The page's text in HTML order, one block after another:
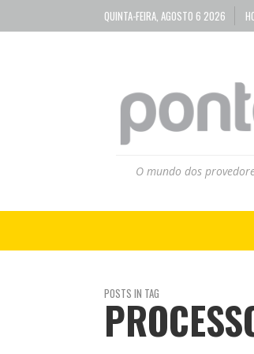
QUINTA-FEIRA, AGOSTO 6 2026
O mundo dos
POSTS IN TAG